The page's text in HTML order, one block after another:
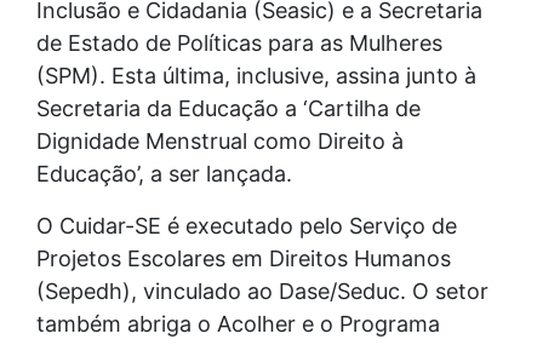
Inclusão e Cidadania (Seasic) e a Secretaria
de Estado de Políticas para as Mulheres
(SPM). Esta última, inclusive, assina junto à
Secretaria da Educação a ‘Cartilha de
Dignidade Menstrual como Direito à
Educação’, a ser lançada.
O Cuidar-SE é executado pelo Serviço de
Projetos Escolares em Direitos Humanos
(Sepedh), vinculado ao Dase/Seduc. O setor
também abriga o Acolher e o Programa